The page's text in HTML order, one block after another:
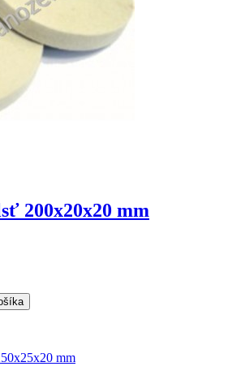
200x20x20 mm